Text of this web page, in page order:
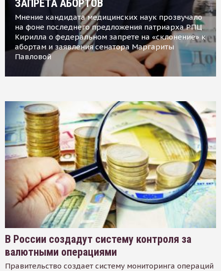
ЗАПРЕТА АБОРТОВ
Мнение кандидата медицинских наук прозвучало
на фоне последнего предложения патриарха РПЦ
Кирилла о федеральном запрете на «склонение» к
абортам и заявления сенатора Маргариты
Павловой
В России создадут систему контроля за
валютными операциями
Правительство создает систему мониторинга операций